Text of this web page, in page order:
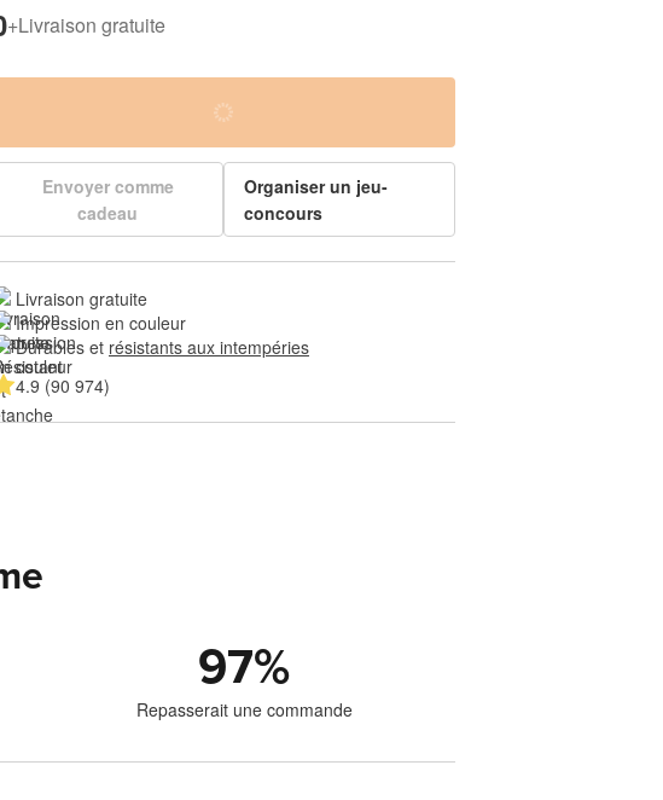
+Livraison gratuite
Envoyer comme
cadeau
Organiser un jeu-
concours
Livraison gratuite
Impression en couleur
Durables et résistants aux intempéries
4.9 (90 974)
97%
Repasserait une commande